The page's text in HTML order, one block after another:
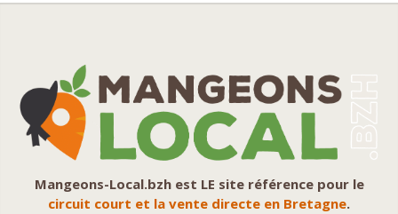
Mangeons-Local.bzh est LE site référence pour le
circuit court et la vente directe en Bretagne.